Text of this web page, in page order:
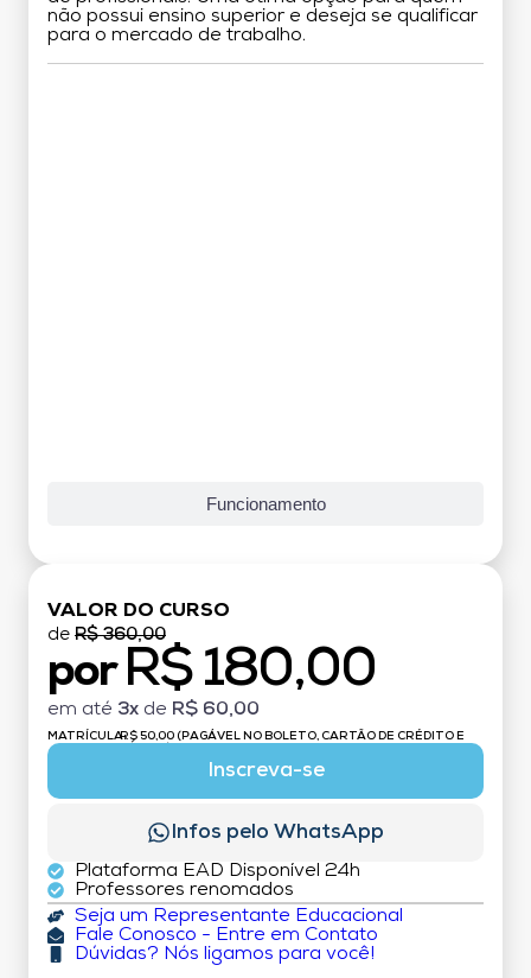
não possui ensino superior e deseja se qualificar
para o mercado de trabalho.
Funcionamento
VALOR DO CURSO
de R$ 360,00
por R$ 180,00
em até 3x de R$ 60,00
MATRÍCULA:R$ 50,00 (PAGÁVEL NO BOLETO, CARTÃO DE CRÉDITO E
Inscreva-se
Infos pelo WhatsApp
Plataforma EAD Disponível 24h
Professores renomados
Seja um Representante Educacional
Fale Conosco - Entre em Contato
Dúvidas? Nós ligamos para você!